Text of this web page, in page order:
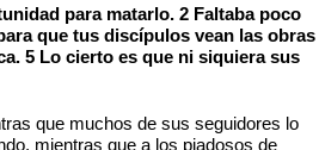
para matarlo. 2 Faltaba poco
que tus discípulos vean las obras
5 Lo cierto es que ni siquiera sus
que muchos de sus seguidores lo
mientras que a los piadosos de